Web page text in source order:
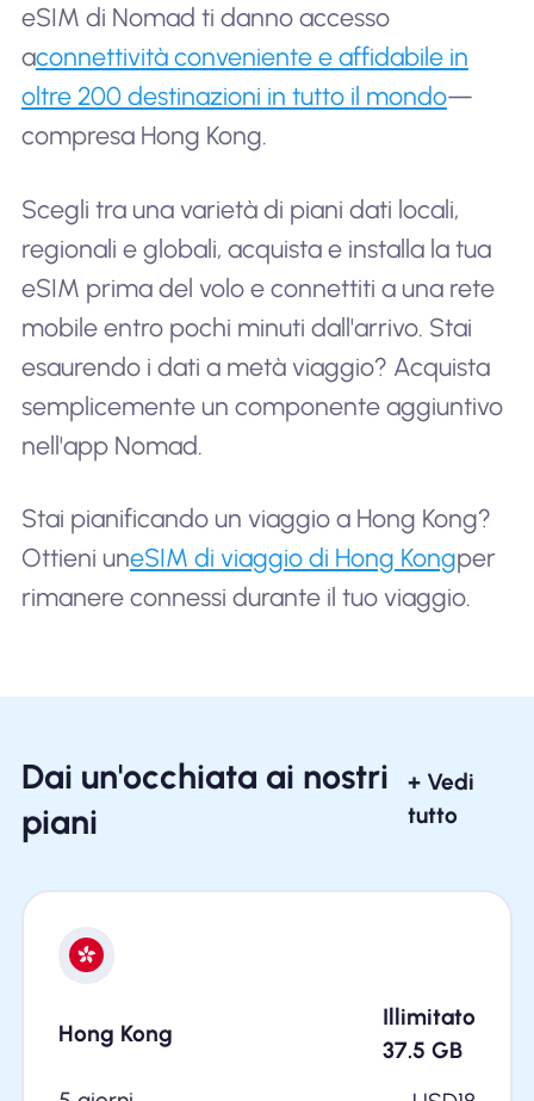
eSIM di Nomad ti danno accesso
aconnettività conveniente e affidabile in
oltre 200 destinazioni in tutto il mondo—
compresa Hong Kong.
Scegli tra una varietà di piani dati locali,
regionali e globali, acquista e installa la tua
eSIM prima del volo e connettiti a una rete
mobile entro pochi minuti dall'arrivo. Stai
esaurendo i dati a metà viaggio? Acquista
semplicemente un componente aggiuntivo
nell'app Nomad.
Stai pianificando un viaggio a Hong Kong?
Ottieni uneSIM di viaggio di Hong Kongper
rimanere connessi durante il tuo viaggio.
Dai un'occhiata ai nostri
piani
+ Vedi
tutto
Hong Kong
Illimitato
37.5 GB